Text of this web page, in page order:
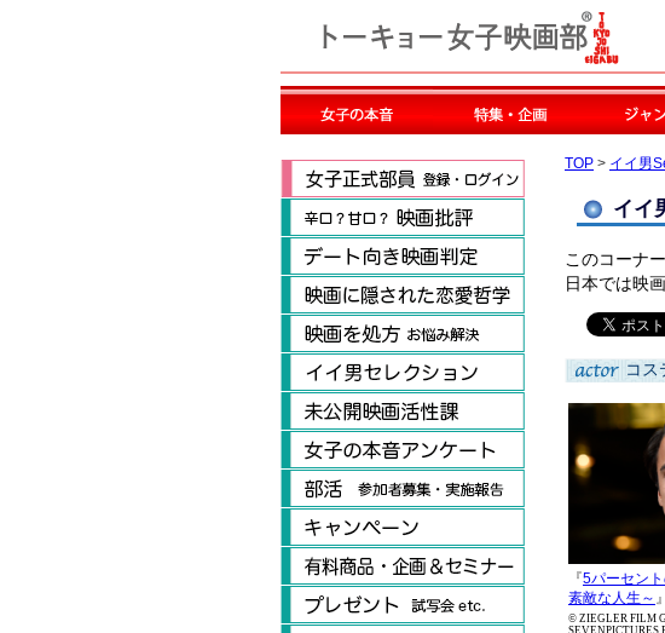
TOP > イイ男
イイ
このコーナ
日本では映
コス
『5パーセン
素敵な人生～ 』
© ZIEGLER FILM
SEVENPICTURES